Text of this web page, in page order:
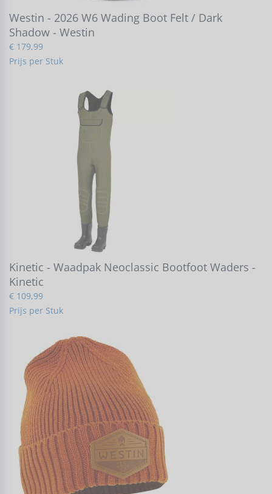
Westin - 2026 W6 Wading Boot Felt / Dark
Shadow - Westin
€ 179,99
Prijs per Stuk
Kinetic - Waadpak Neoclassic Bootfoot Waders -
Kinetic
€ 109,99
Prijs per Stuk